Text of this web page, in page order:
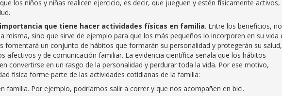
los niños y niñas realicen ejercicio, es decir, que jueguen y estén físicamente activos,
importancia que tiene hacer actividades físicas en familia. Entre los beneficios, no
misma, sino que sirve de ejemplo para que los más pequeños lo incorporen en su vida
fomentará un conjunto de hábitos que formarán su personalidad y protegerán su salud,
afectivos y de comunicación familiar. La evidencia científica señala que los hábitos
convertirse en un rasgo de la personalidad y perdurar toda la vida. Por ese motivo,
física forme parte de las actividades cotidianas de la familia:
familia. Por ejemplo, podríamos salir a correr y que nos acompañen en bici.